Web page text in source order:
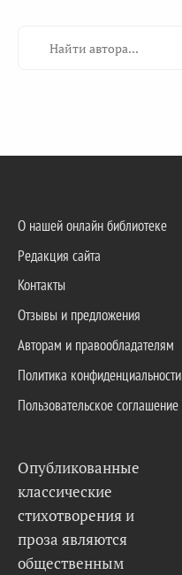
О нашей онлайн библиотеке
Редакция сайта
Контакты
Отзывы и предложения
Авторам и правообладателям
Политика конфиденциальности
Пользовательское соглашение
Опубликованные
классические
стихотворения и
проза являются
общественным